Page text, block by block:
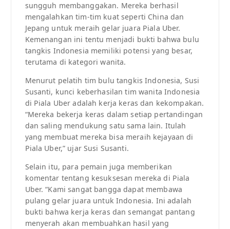
sungguh membanggakan. Mereka berhasil
mengalahkan tim-tim kuat seperti China dan
Jepang untuk meraih gelar juara Piala Uber.
Kemenangan ini tentu menjadi bukti bahwa bulu
tangkis Indonesia memiliki potensi yang besar,
terutama di kategori wanita.
Menurut pelatih tim bulu tangkis Indonesia, Susi
Susanti, kunci keberhasilan tim wanita Indonesia
di Piala Uber adalah kerja keras dan kekompakan.
“Mereka bekerja keras dalam setiap pertandingan
dan saling mendukung satu sama lain. Itulah
yang membuat mereka bisa meraih kejayaan di
Piala Uber,” ujar Susi Susanti.
Selain itu, para pemain juga memberikan
komentar tentang kesuksesan mereka di Piala
Uber. “Kami sangat bangga dapat membawa
pulang gelar juara untuk Indonesia. Ini adalah
bukti bahwa kerja keras dan semangat pantang
menyerah akan membuahkan hasil yang